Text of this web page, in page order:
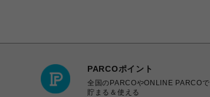
PARCOポイント
全国のPARCOやONLINE PARCOで
貯まる＆使える